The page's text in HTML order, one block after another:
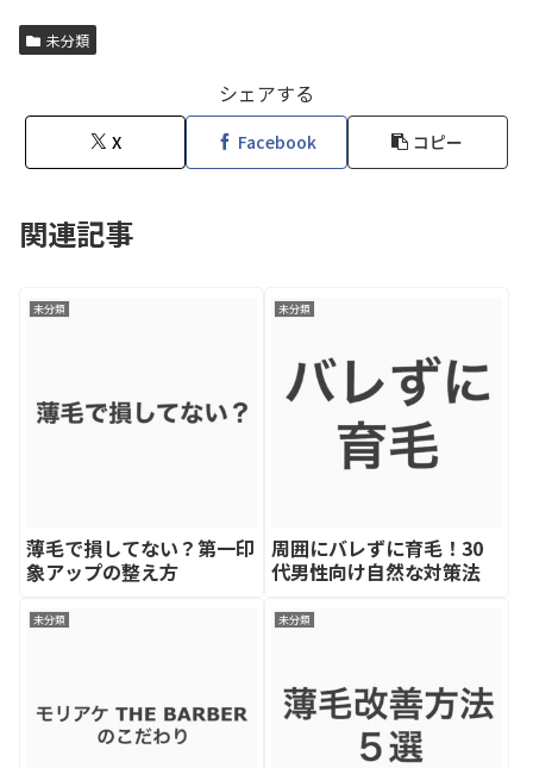
未分類
シェアする
X Facebook コピー
関連記事
未分類
薄毛で損してない？第一印
象アップの整え方
未分類
周囲にバレずに育毛！30
代男性向け自然な対策法
未分類 未分類